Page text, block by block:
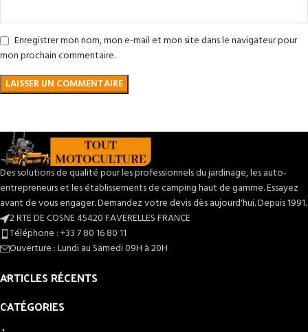
Enregistrer mon nom, mon e-mail et mon site dans le navigateur pour
mon prochain commentaire.
Des solutions de qualité pour les professionnels du jardinage, les auto-
entrepreneurs et les établissements de camping haut de gamme. Essayez
avant de vous engager. Demandez votre devis dès aujourd'hui. Depuis 1991.
2 RTE DE COSNE 45420 FAVERELLES FRANCE
Téléphone : +33 7 80 16 80 11
Ouverture : Lundi au Samedi 09H à 20H
ARTICLES RÉCENTS
CATÉGORIES